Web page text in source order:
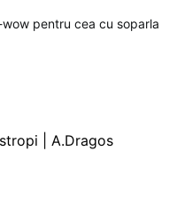
pentru cea cu soparla
| A.Dragos